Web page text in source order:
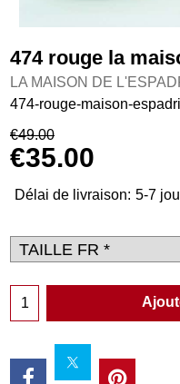
474 rouge la
LA MAISON DE
474-rouge-maison-
€49.00
€35.00
Délai de livraison: 5-7